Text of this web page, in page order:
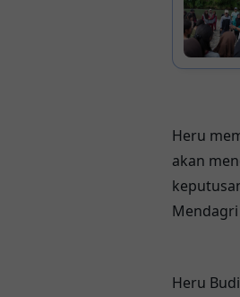
Heru
akan
Heru